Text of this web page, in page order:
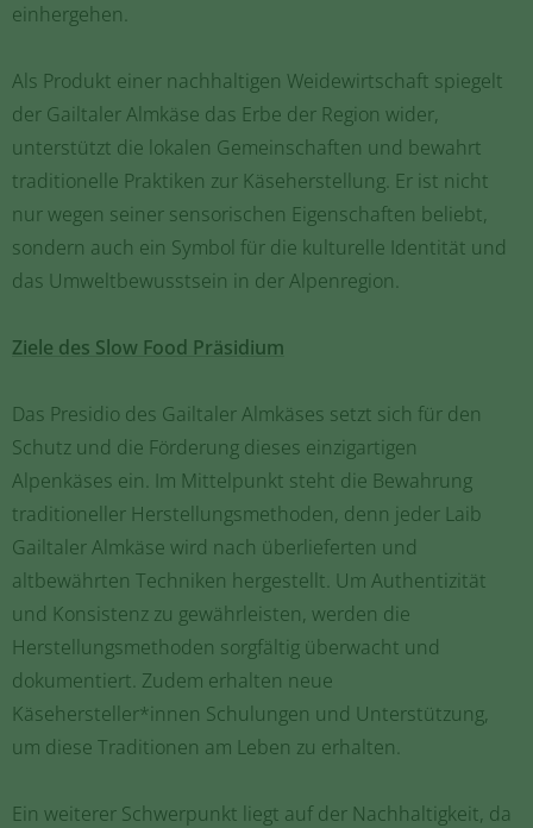
einhergehen.
Als Produkt einer nachhaltigen Weidewirtschaft spiegelt
der Gailtaler Almkäse das Erbe der Region wider,
unterstützt die lokalen Gemeinschaften und bewahrt
traditionelle Praktiken zur Käseherstellung. Er ist nicht
nur wegen seiner sensorischen Eigenschaften beliebt,
sondern auch ein Symbol für die kulturelle Identität und
das Umweltbewusstsein in der Alpenregion.
Ziele des Slow Food Präsidium
Das Presidio des Gailtaler Almkäses setzt sich für den
Schutz und die Förderung dieses einzigartigen
Alpenkäses ein. Im Mittelpunkt steht die Bewahrung
traditioneller Herstellungsmethoden, denn jeder Laib
Gailtaler Almkäse wird nach überlieferten und
altbewährten Techniken hergestellt. Um Authentizität
und Konsistenz zu gewährleisten, werden die
Herstellungsmethoden sorgfältig überwacht und
dokumentiert. Zudem erhalten neue
Käsehersteller*innen Schulungen und Unterstützung,
um diese Traditionen am Leben zu erhalten.
Ein weiterer Schwerpunkt liegt auf der Nachhaltigkeit, da